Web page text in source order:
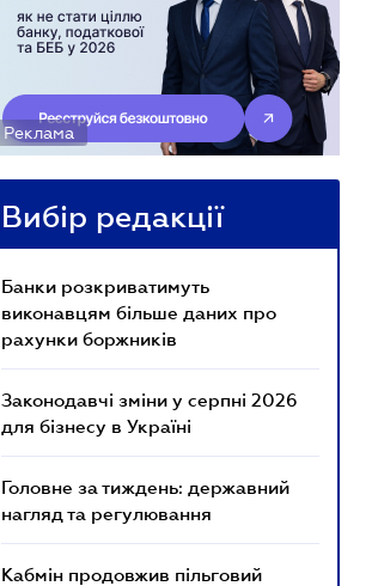
Реклама
Вибір редакції
Банки розкриватимуть
виконавцям більше даних про
рахунки боржників
Законодавчі зміни у серпні 2026
для бізнесу в Україні
Головне за тиждень: державний
нагляд та регулювання
Кабмін продовжив пільговий